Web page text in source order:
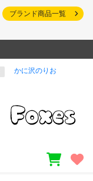
ブランド商品一覧
かに沢のりお